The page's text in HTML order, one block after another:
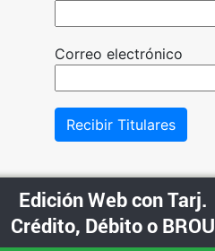
Correo electrónico
Recibir Titulares
Edición Web con Tarj.
Crédito, Débito o BROU